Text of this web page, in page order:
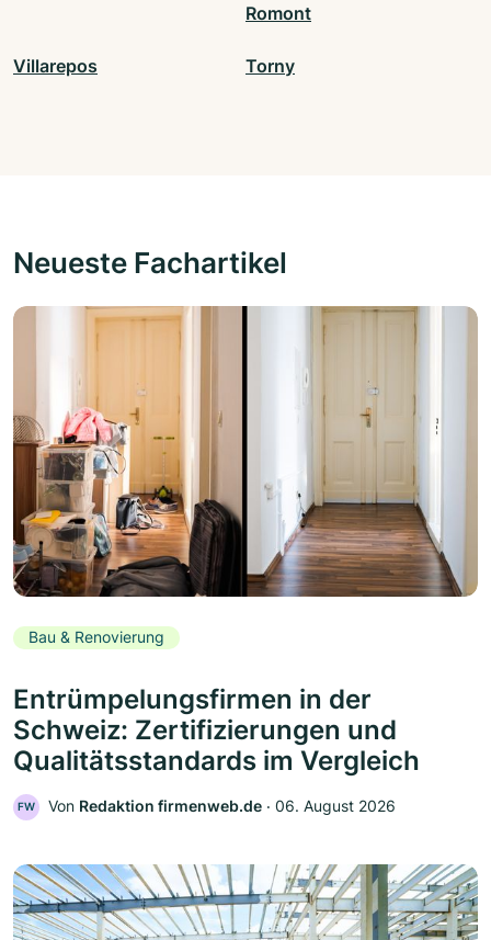
Romont
Villarepos Torny
Neueste Fachartikel
Bau & Renovierung
Entrümpelungsfirmen in der
Schweiz: Zertifizierungen und
Qualitätsstandards im Vergleich
FW Von Redaktion firmenweb.de ‧ 06. August 2026